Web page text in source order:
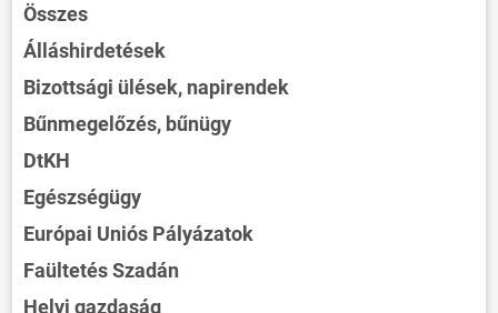
Összes
Álláshirdetések
Bizottsági ülések, napirendek
Bűnmegelőzés, bűnügy
DtKH
Egészségügy
Európai Uniós Pályázatok
Faültetés Szadán
Helyi gazdaság